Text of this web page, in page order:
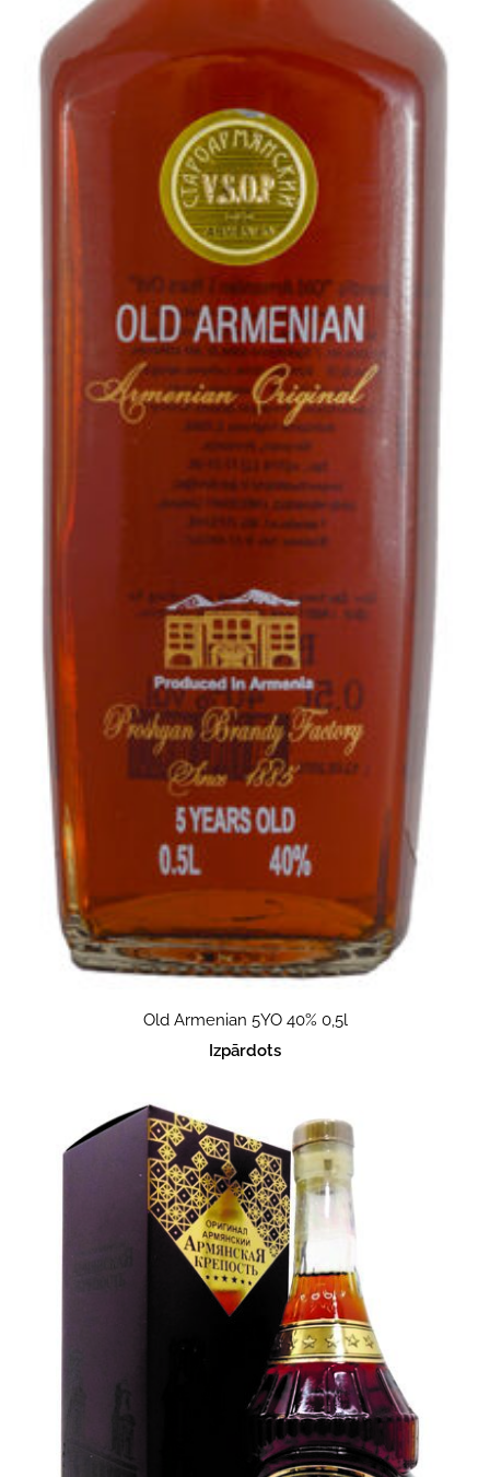
Old Armenian 5YO 40% 0,5l
Izpārdots